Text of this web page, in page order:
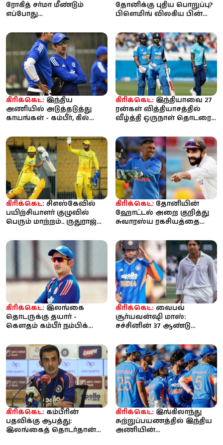
ரோகித் சர்மா மீண்டும்
எப்போது
இந்திய அணியின் அடுத்த...
தோனிக்கு புதிய பொறுப்பு?
பிளெமிங் விலகிய பின்
வாய்ப்ப...
கிரிக்கெட்: இந்திய
அணியில் அடுத்தடுத்து
காயங்கள் - கம்பீர், கில்
மா...
கிரிக்கெட்: இந்தியாவை 27
ரன்கள் வித்தியாசத்தில்
வீழ்த்தி ஒருநாள் தொடரை
கிரிக்கெட்: சிஎஸ்கேவில்
பயிற்சியாளர் குழுவில்
பெரும் மாற்றம்.. ருதுராஜ்
கிரிக்கெட்: தோனியின்
ஹோட்டல் அறை குறித்து
சுவாரஸ்ய ரகசியத்தை
கிரிக்கெட்: இலங்கை
தொடருக்கு தயார் -
கௌதம் கம்பீர் நம்பிக்கை;
கிரிக்கெட்: வைபவ்
சூர்யவன்ஷி மாஸ்:
சச்சினின் 37 ஆண்டு
உலக கிரிக்கெட்...
கிரிக்கெட்: கம்பீரின்
பதவிக்கு ஆபத்து:
இலங்கைத் தொடர்தான்
கிரிக்கெட்: இங்கிலாந்து
சுற்றுப்பயணத்தில் இந்திய
அணியின்